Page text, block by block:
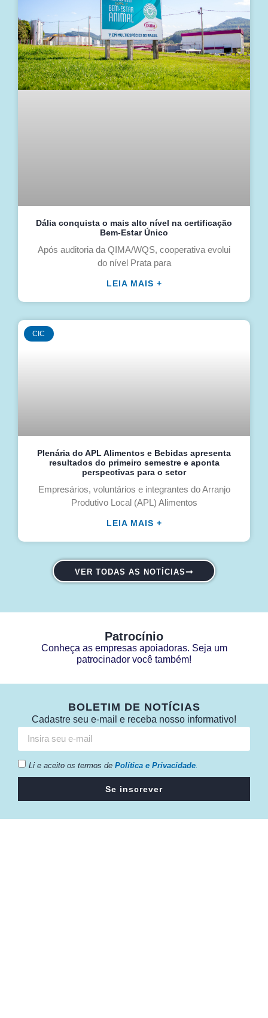
Dália conquista o mais alto nível na certificação
Bem-Estar Único
Após auditoria da QIMA/WQS, cooperativa evolui
do nível Prata para
LEIA MAIS +
CIC
Plenária do APL Alimentos e Bebidas apresenta
resultados do primeiro semestre e aponta
perspectivas para o setor
Empresários, voluntários e integrantes do Arranjo
Produtivo Local (APL) Alimentos
LEIA MAIS +
VER TODAS AS NOTÍCIAS
Patrocínio
Conheça as empresas apoiadoras. Seja um
patrocinador você também!
BOLETIM DE NOTÍCIAS
Cadastre seu e-mail e receba nosso informativo!
Li e aceito os termos de Política e Privacidade
Se inscrever